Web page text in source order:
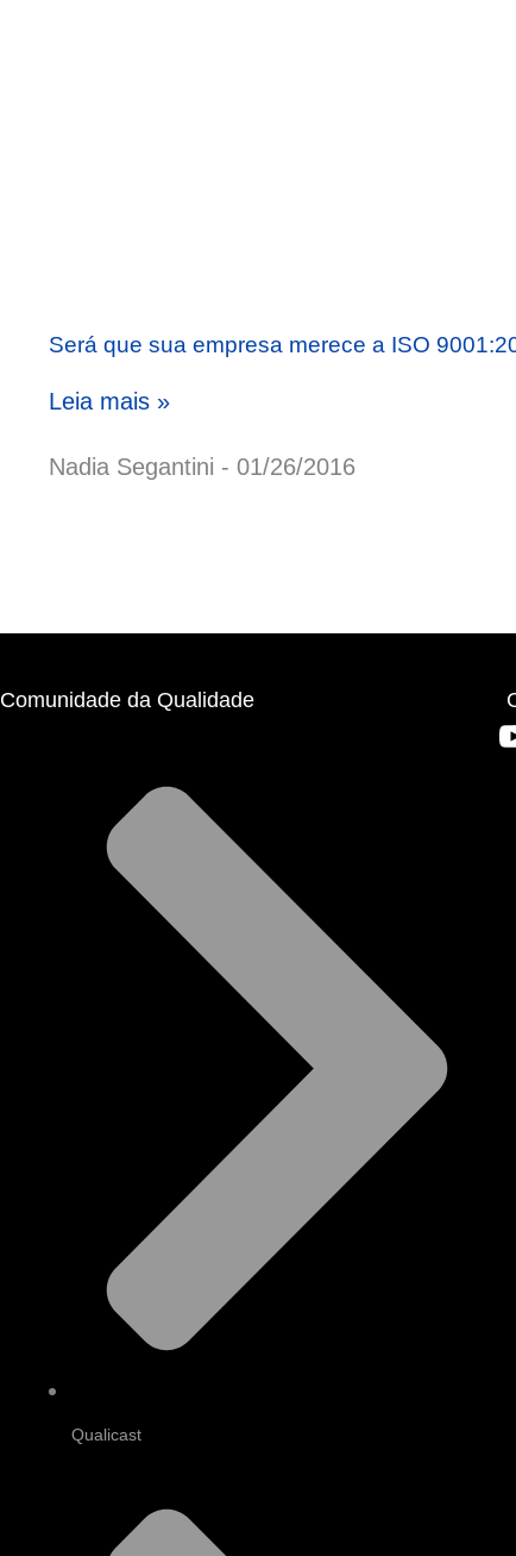
Será que sua empresa merece a ISO
Leia mais »
Nadia Segantini 01/26/2016
Comunidade da Qualidade
Qualicast